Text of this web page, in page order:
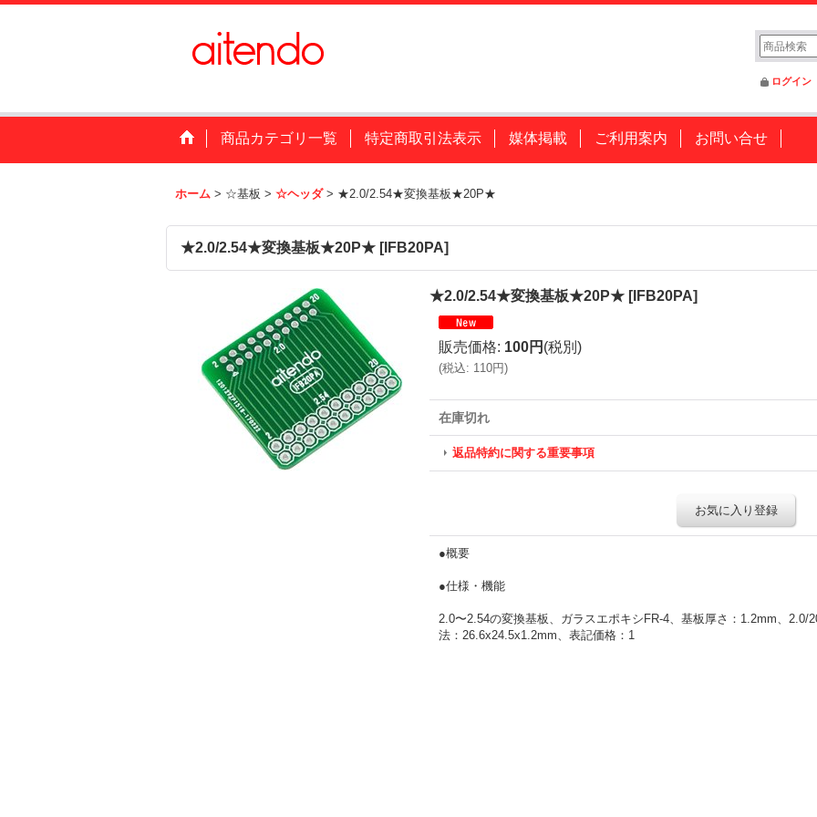
ログイン
商品カテゴリ一覧 特定商取引法表示 媒体掲載 ご利用案内 お問い合せ
ホーム > ☆基板 > ☆ヘッダ > ★2.0/2.54★変換基板★20P★
★2.0/2.54★変換基板★20P★ [IFB20PA]
★2.0/2.54★変換基板★20P★ [IFB20PA]
販売価格: 100円 (税別)
(税込: 110円)
在庫切れ
返品特約に関する重要事項
お気に入り登録
●概要
●仕様・機能
2.0〜2.54の変換基板、ガラスエポキシFR-4、基板厚さ：1.2mm、2.0/
法：26.6x24.5x1.2mm、表記価格：1